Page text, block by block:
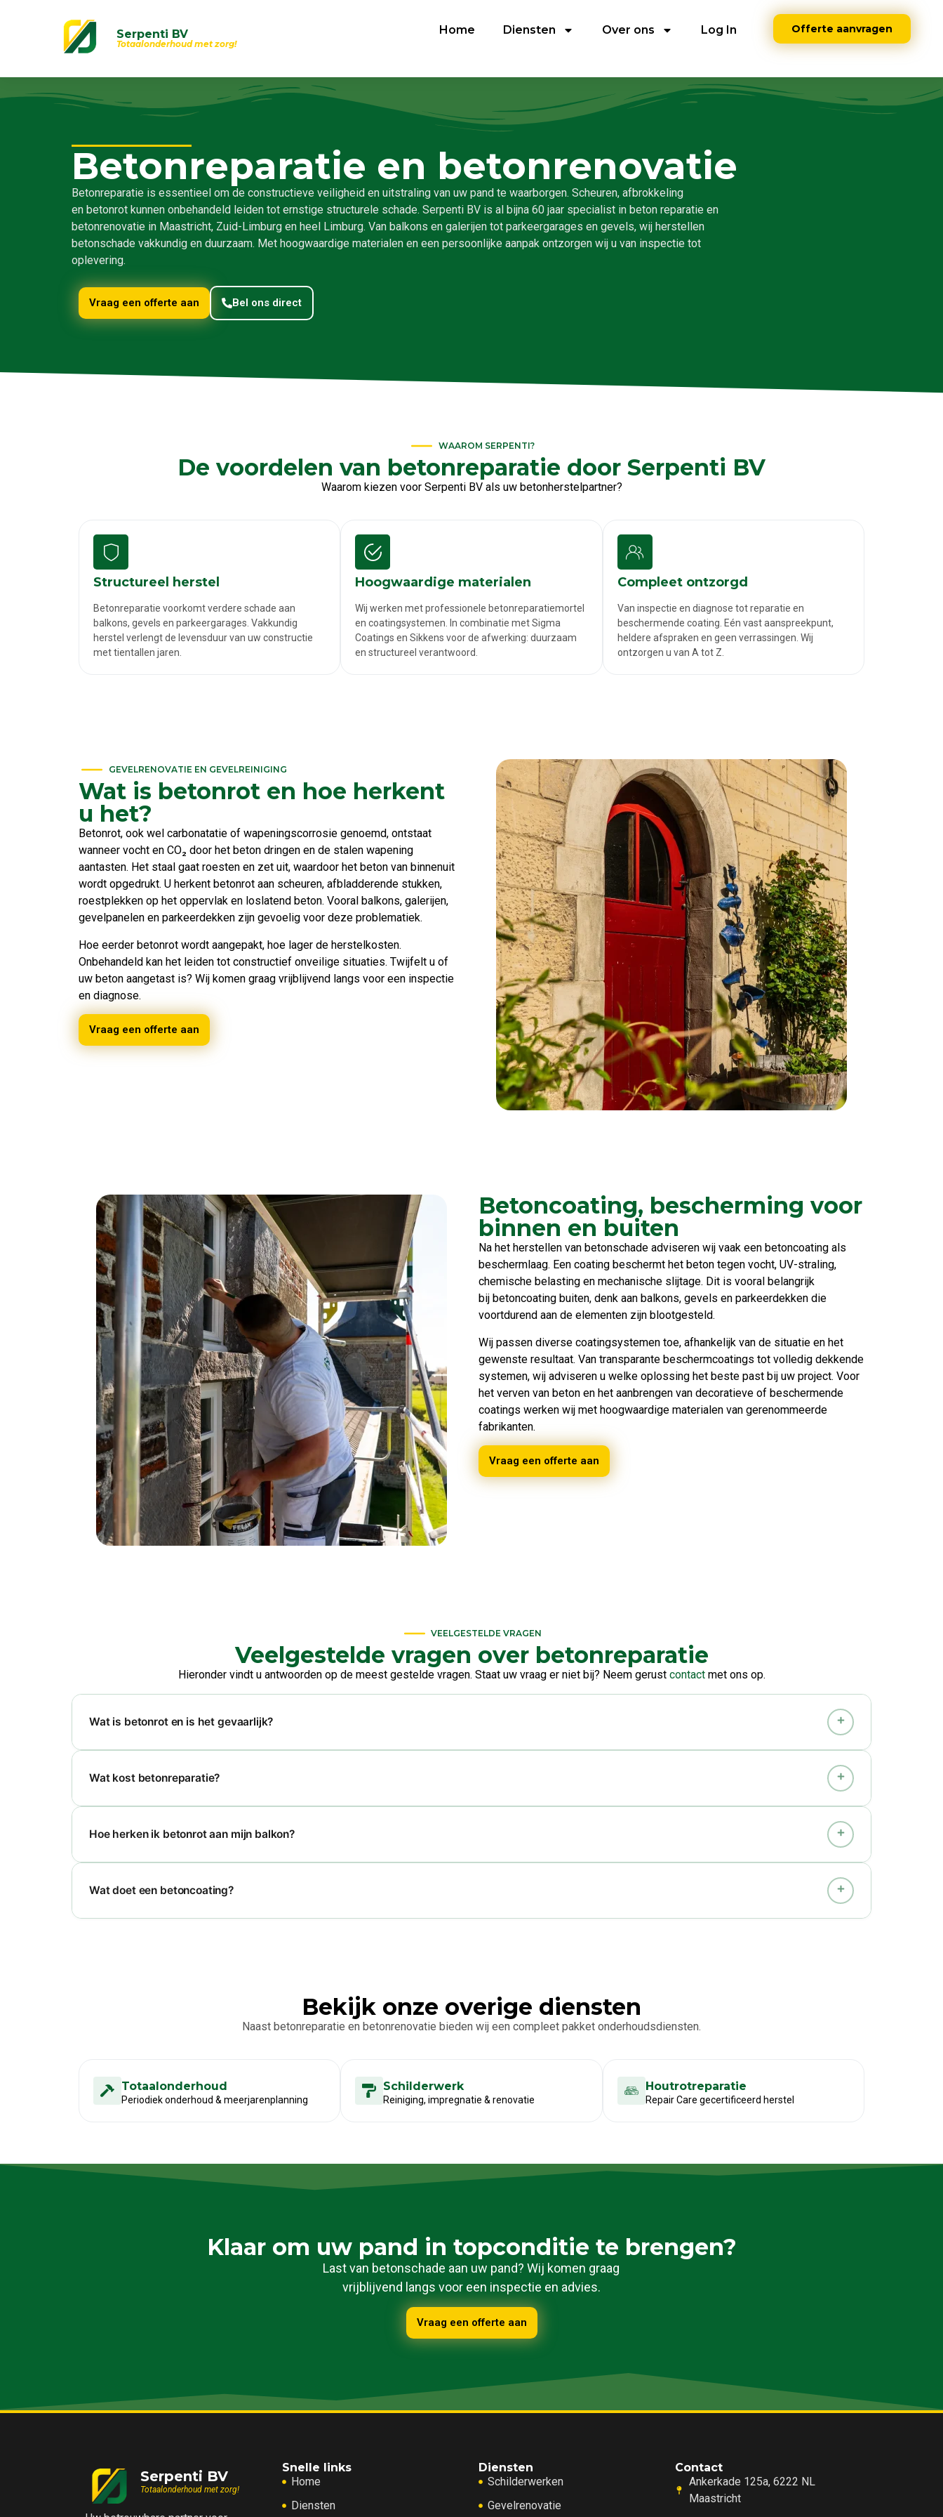
Serpenti BV
Totaalonderhoud met zorg!
Home Diensten Over ons Log In Offerte aanvragen
Betonreparatie en betonrenovatie
Betonreparatie is essentieel om de constructieve veiligheid en uitstraling van uw pand te waarborgen. Scheuren, afbrokkeling
en betonrot kunnen onbehandeld leiden tot ernstige structurele schade. Serpenti BV is al bijna 60 jaar specialist in beton reparatie en
betonrenovatie in Maastricht, Zuid-Limburg en heel Limburg. Van balkons en galerijen tot parkeergarages en gevels, wij herstellen
betonschade vakkundig en duurzaam. Met hoogwaardige materialen en een persoonlijke aanpak ontzorgen wij u van inspectie tot
oplevering.
Vraag een offerte aan Bel ons direct
WAAROM SERPENTI?
De voordelen van betonreparatie door Serpenti BV
Waarom kiezen voor Serpenti BV als uw betonherstelpartner?
Structureel herstel
Betonreparatie voorkomt verdere schade aan
balkons, gevels en parkeergarages. Vakkundig
herstel verlengt de levensduur van uw constructie
met tientallen jaren.
Hoogwaardige materialen
Wij werken met professionele betonreparatiemortel
en coatingsystemen. In combinatie met Sigma
Coatings en Sikkens voor de afwerking: duurzaam
en structureel verantwoord.
Compleet ontzorgd
Van inspectie en diagnose tot reparatie en
beschermende coating. Eén vast aanspreekpunt,
heldere afspraken en geen verrassingen. Wij
ontzorgen u van A tot Z.
GEVELRENOVATIE EN GEVELREINIGING
Wat is betonrot en hoe herkent
u het?
Betonrot, ook wel carbonatatie of wapeningscorrosie genoemd, ontstaat
wanneer vocht en CO₂ door het beton dringen en de stalen wapening
aantasten. Het staal gaat roesten en zet uit, waardoor het beton van binnenuit
wordt opgedrukt. U herkent betonrot aan scheuren, afbladderende stukken,
roestplekken op het oppervlak en loslatend beton. Vooral balkons, galerijen,
gevelpanelen en parkeerdekken zijn gevoelig voor deze problematiek.
Hoe eerder betonrot wordt aangepakt, hoe lager de herstelkosten.
Onbehandeld kan het leiden tot constructief onveilige situaties. Twijfelt u of
uw beton aangetast is? Wij komen graag vrijblijvend langs voor een inspectie
en diagnose.
Vraag een offerte aan
Betoncoating, bescherming voor
binnen en buiten
Na het herstellen van betonschade adviseren wij vaak een betoncoating als
beschermlaag. Een coating beschermt het beton tegen vocht, UV-straling,
chemische belasting en mechanische slijtage. Dit is vooral belangrijk
bij betoncoating buiten, denk aan balkons, gevels en parkeerdekken die
voortdurend aan de elementen zijn blootgesteld.
Wij passen diverse coatingsystemen toe, afhankelijk van de situatie en het
gewenste resultaat. Van transparante beschermcoatings tot volledig dekkende
systemen, wij adviseren u welke oplossing het beste past bij uw project. Voor
het verven van beton en het aanbrengen van decoratieve of beschermende
coatings werken wij met hoogwaardige materialen van gerenommeerde
fabrikanten.
Vraag een offerte aan
VEELGESTELDE VRAGEN
Veelgestelde vragen over betonreparatie
Hieronder vindt u antwoorden op de meest gestelde vragen. Staat uw vraag er niet bij? Neem gerust contactmet ons op.
Wat is betonrot en is het gevaarlijk?
Wat kost betonreparatie?
Hoe herken ik betonrot aan mijn balkon?
Wat doet een betoncoating?
Bekijk onze overige diensten
Naast betonreparatie en betonrenovatie bieden wij een compleet pakket onderhoudsdiensten.
Totaalonderhoud
Periodiek onderhoud & meerjarenplanning
Schilderwerk
Reiniging, impregnatie & renovatie
Houtrotreparatie
Repair Care gecertificeerd herstel
Klaar om uw pand in topconditie te brengen?
Last van betonschade aan uw pand? Wij komen graag
vrijblijvend langs voor een inspectie en advies.
Vraag een offerte aan
Serpenti BV
Totaalonderhoud met zorg!
Snelle links
Home
Diensten
Diensten
Schilderwerken
Gevelrenovatie
Contact
Ankerkade 125a, 6222 NL
Maastricht